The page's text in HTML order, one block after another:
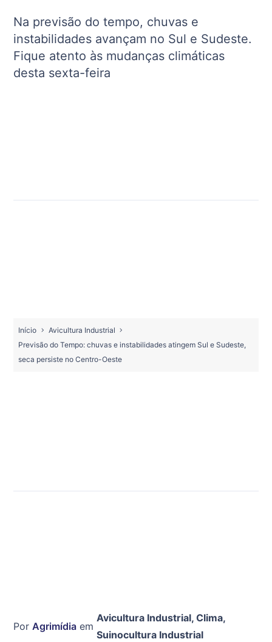
Na previsão do tempo, chuvas e
instabilidades avançam no Sul e Sudeste.
Fique atento às mudanças climáticas
desta sexta-feira
Início
Avicultura Industrial
Previsão do Tempo: chuvas e instabilidades atingem Sul e Sudeste,
seca persiste no Centro-Oeste
Por Agrimídia em
Avicultura Industrial, Clima,
Suinocultura Industrial